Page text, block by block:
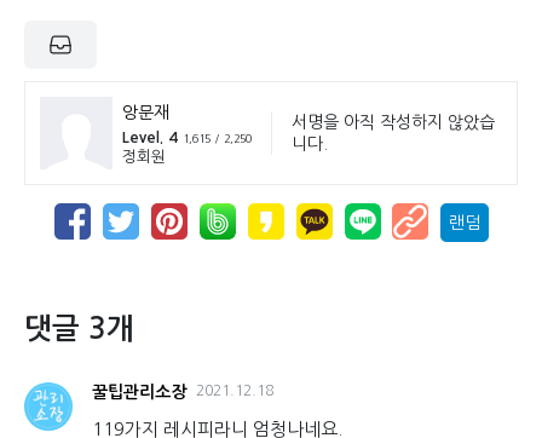
앙문재
Level. 4 1,615 / 2,250
정회원
서명을 아직 작성하지 않았습
니다.
랜덤
댓글 3개
꿀팁관리소장 2021.12.18
119가지 레시피라니 엄청나네요.